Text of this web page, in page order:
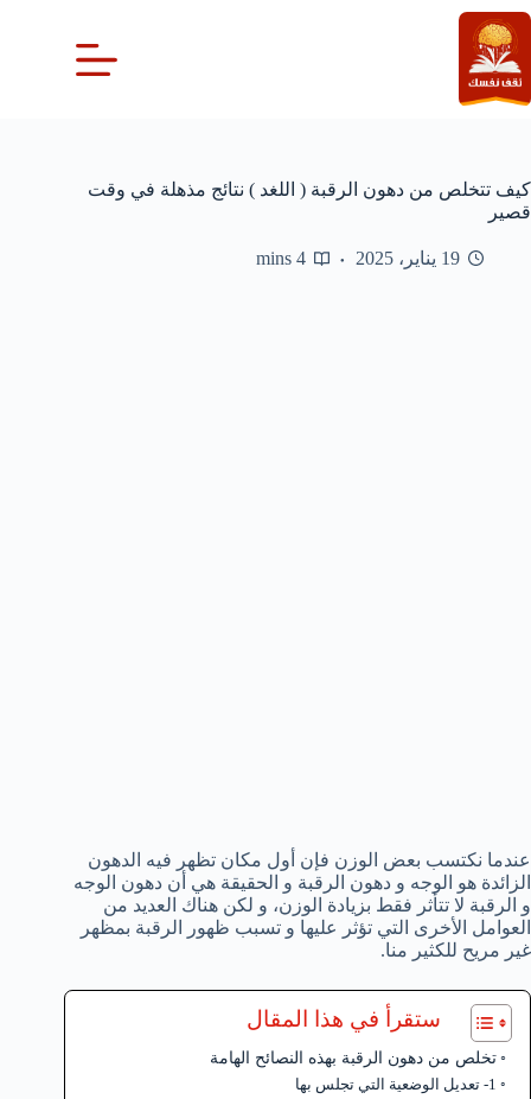
التجاوز
إلى
المحتوى
كيف تتخلص من دهون الرقبة ( اللغد ) نتائج مذهلة في وقت
قصير
19 يناير، 2025 4 mins
عندما نكتسب بعض الوزن فإن أول مكان تظهر فيه الدهون
الزائدة هو الوجه و دهون الرقبة و الحقيقة هي أن دهون الوجه
و الرقبة لا تتأثر فقط بزيادة الوزن، و لكن هناك العديد من
العوامل الأخرى التي تؤثر عليها و تسبب ظهور الرقبة بمظهر
غير مريح للكثير منا.
ستقرأ في هذا المقال
تخلص من دهون الرقبة بهذه النصائح الهامة
1- تعديل الوضعية التي تجلس بها